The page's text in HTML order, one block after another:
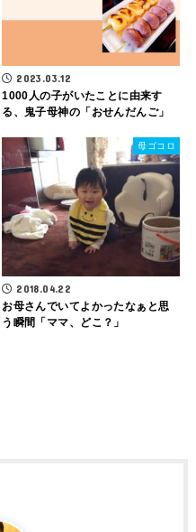
2023.03.12
1000人の子がいたことに由来す
る、鬼子母神の「おせんだんご」
母ゴコロ
2018.04.22
お母さんでいてよかったなぁと思
う瞬間「ママ、どこ？」